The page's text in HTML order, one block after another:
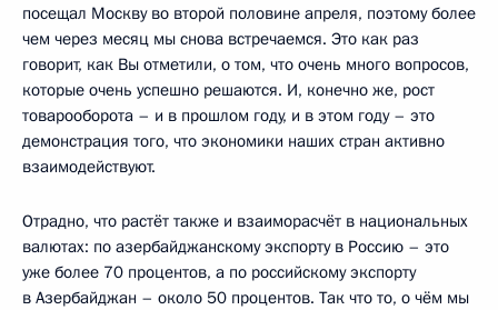
посещал Москву во второй половине апреля, поэтому более
чем через месяц мы снова встречаемся. Это как раз
говорит, как Вы отметили, о том, что очень много вопросов,
которые очень успешно решаются. И, конечно же, рост
товарооборота – и в прошлом году, и в этом году – это
демонстрация того, что экономики наших стран активно
взаимодействуют.
Отрадно, что растёт также и взаиморасчёт в национальных
валютах: по азербайджанскому экспорту в Россию – это
уже более 70 процентов, а по российскому экспорту
в Азербайджан – около 50 процентов. Так что то, о чём мы